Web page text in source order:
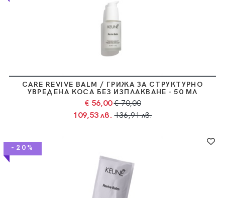
CARE REVIVE BALM / ГРИЖА ЗА СТРУКТУРНО
УВРЕДЕНА КОСА БЕЗ ИЗПЛАКВАНЕ - 50 МЛ
€ 56,00 € 70,00
109,53 лв. 136,91 лв.
-20%